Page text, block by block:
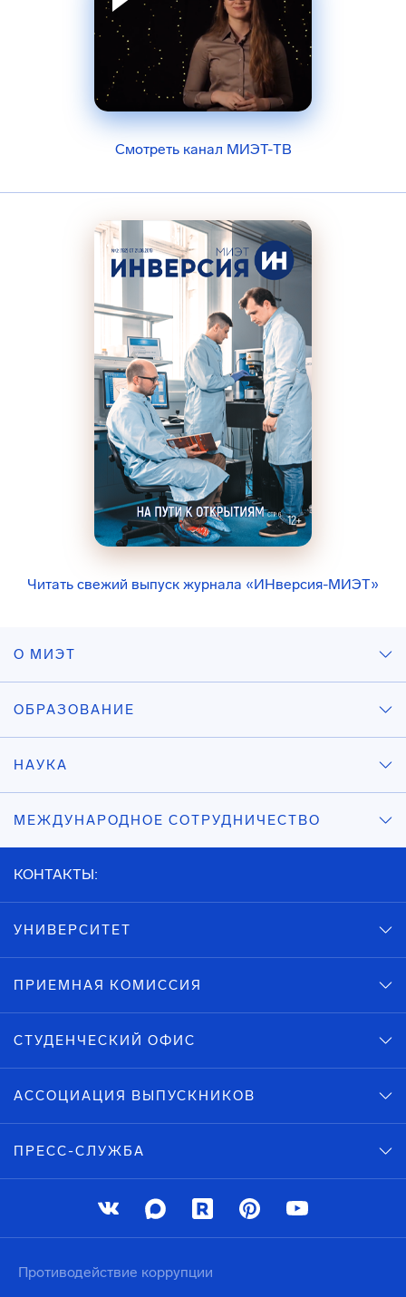
Смотреть канал МИЭТ-ТВ
Читать свежий выпуск журнала «ИНверсия-МИЭТ»
О МИЭТ
ОБРАЗОВАНИЕ
НАУКА
МЕЖДУНАРОДНОЕ СОТРУДНИЧЕСТВО
КОНТАКТЫ:
УНИВЕРСИТЕТ
ПРИЕМНАЯ КОМИССИЯ
СТУДЕНЧЕСКИЙ ОФИС
АССОЦИАЦИЯ ВЫПУСКНИКОВ
ПРЕСС-СЛУЖБА
Противодействие коррупции